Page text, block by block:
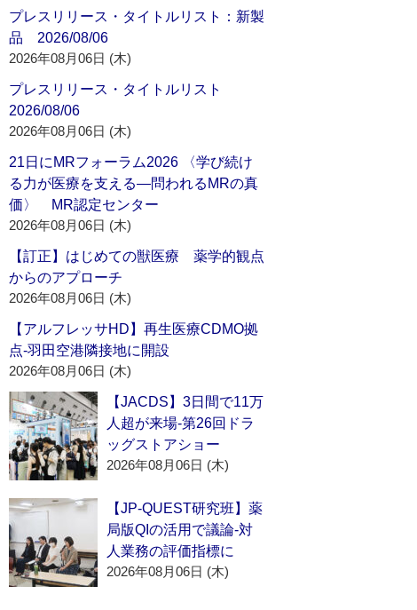
プレスリリース・タイトルリスト：新製
品 2026/08/06
2026年08月06日 (木)
プレスリリース・タイトルリスト
2026/08/06
2026年08月06日 (木)
21日にMRフォーラム2026 〈学び続け
る力が医療を支える―問われるMRの真
価〉 MR認定センター
2026年08月06日 (木)
【訂正】はじめての獣医療 薬学的観点
からのアプローチ
2026年08月06日 (木)
【アルフレッサHD】再生医療CDMO拠
点‐羽田空港隣接地に開設
2026年08月06日 (木)
【JACDS】3日間で11万
人超が来場‐第26回ドラ
ッグストアショー
2026年08月06日 (木)
【JP-QUEST研究班】薬
局版QIの活用で議論‐対
人業務の評価指標に
2026年08月06日 (木)